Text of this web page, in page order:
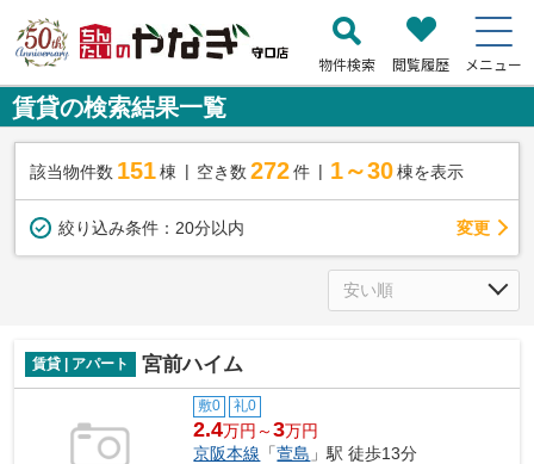
物件検索 閲覧履歴 メニュー
賃貸の検索結果一覧
該当物件数 151棟 空き数 272 件 1～30 棟を表示
絞り込み条件： 20分以内 変更
賃貸 | アパート 宮前ハイム
敷0 礼0
2.4万円～3万円
京阪本線 「萱島 」駅 徒歩13分